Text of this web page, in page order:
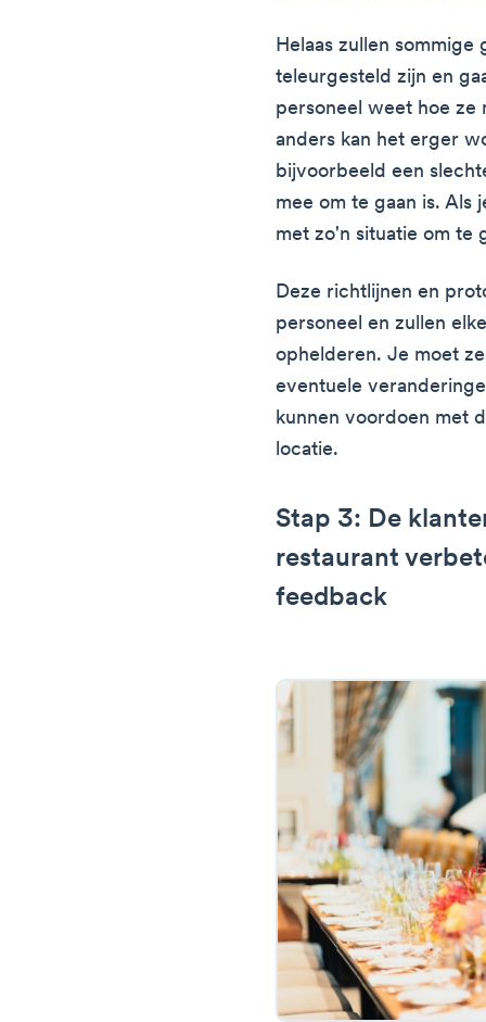
Helaas zullen
teleurgesteld zijn en
personeel weet hoe ze
anders kan het erger
bijvoorbeeld een
mee om te gaan is. Als
met zo'n situatie om te
Deze richtlijnen en
personeel en zullen
ophelderen. Je moet
eventuele
kunnen voordoen met
locatie.
Stap 3: De
restaurant
feedback